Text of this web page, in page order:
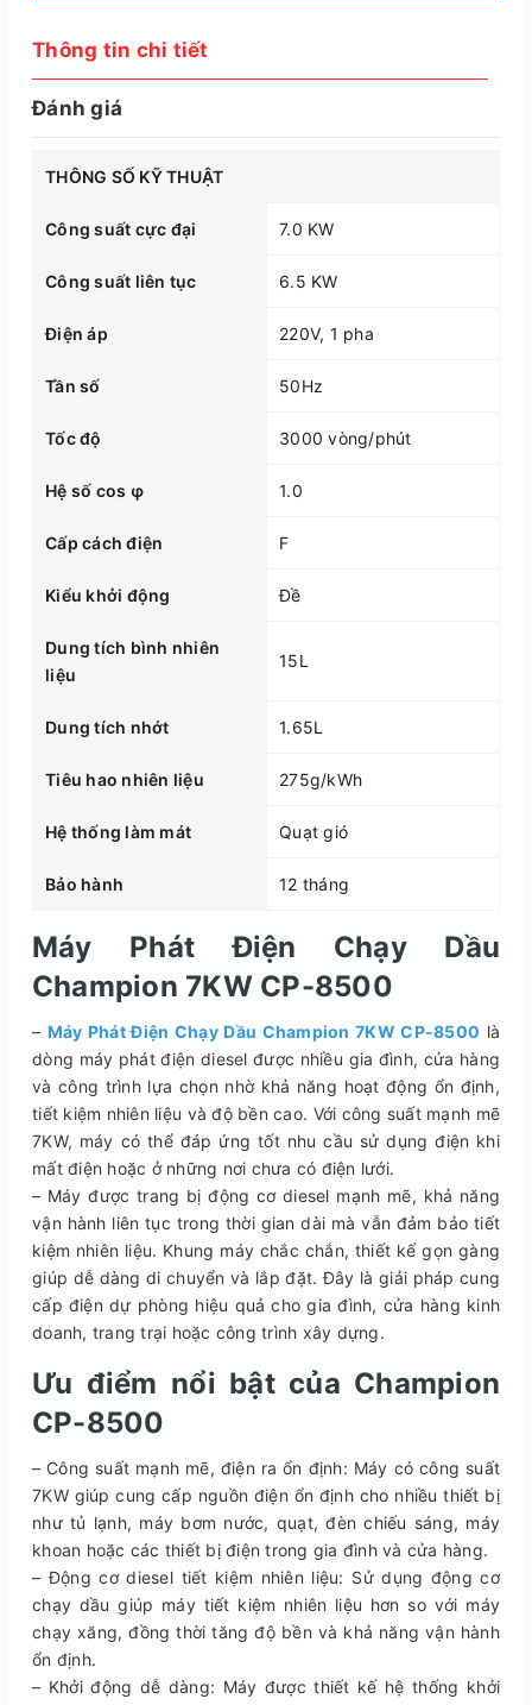
Thông tin chi tiết
Đánh giá
THÔNG SỐ KỸ THUẬT
Công suất cực đại 7.0 KW
Công suất liên tục 6.5 KW
Điện áp 220V, 1 pha
Tần số 50Hz
Tốc độ 3000 vòng/phút
Hệ số cos φ 1.0
Cấp cách điện F
Kiểu khởi động Đề
Dung tích bình nhiên
liệu
15L
Dung tích nhớt 1.65L
Tiêu hao nhiên liệu 275g/kWh
Hệ thống làm mát Quạt gió
Bảo hành 12 tháng
Máy Phát Điện Chạy Dầu
Champion 7KW CP-8500
– Máy Phát Điện Chạy Dầu Champion 7KW CP-8500 là
dòng máy phát điện diesel được nhiều gia đình, cửa hàng
và công trình lựa chọn nhờ khả năng hoạt động ổn định,
tiết kiệm nhiên liệu và độ bền cao. Với công suất mạnh mẽ
7KW, máy có thể đáp ứng tốt nhu cầu sử dụng điện khi
mất điện hoặc ở những nơi chưa có điện lưới.
– Máy được trang bị động cơ diesel mạnh mẽ, khả năng
vận hành liên tục trong thời gian dài mà vẫn đảm bảo tiết
kiệm nhiên liệu. Khung máy chắc chắn, thiết kế gọn gàng
giúp dễ dàng di chuyển và lắp đặt. Đây là giải pháp cung
cấp điện dự phòng hiệu quả cho gia đình, cửa hàng kinh
doanh, trang trại hoặc công trình xây dựng.
Ưu điểm nổi bật của Champion
CP-8500
– Công suất mạnh mẽ, điện ra ổn định: Máy có công suất
7KW giúp cung cấp nguồn điện ổn định cho nhiều thiết bị
như tủ lạnh, máy bơm nước, quạt, đèn chiếu sáng, máy
khoan hoặc các thiết bị điện trong gia đình và cửa hàng.
– Động cơ diesel tiết kiệm nhiên liệu: Sử dụng động cơ
chạy dầu giúp máy tiết kiệm nhiên liệu hơn so với máy
chạy xăng, đồng thời tăng độ bền và khả năng vận hành
ổn định.
– Khởi động dễ dàng: Máy được thiết kế hệ thống khởi